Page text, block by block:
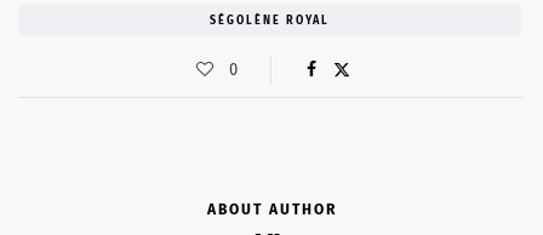
SÉGOLÈNE ROYAL
0
ABOUT AUTHOR